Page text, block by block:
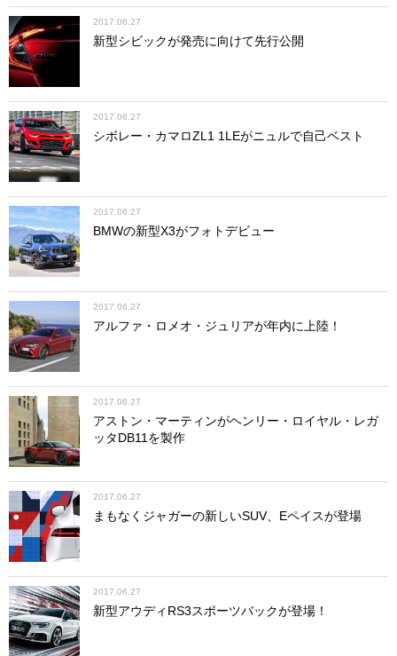
2017.06.27
新型シビックが発売に向けて先行公開
2017.06.27
シボレー・カマロZL1 1LEがニュルで自己ベスト
2017.06.27
BMWの新型X3がフォトデビュー
2017.06.27
アルファ・ロメオ・ジュリアが年内に上陸！
2017.06.27
アストン・マーティンがヘンリー・ロイヤル・レガ
ッタDB11を製作
2017.06.27
まもなくジャガーの新しいSUV、Eペイスが登場
2017.06.27
新型アウディRS3スポーツバックが登場！